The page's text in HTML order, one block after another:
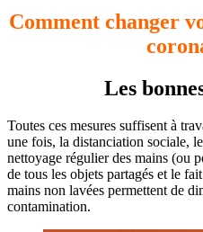
Comment changer
Les
Toutes ces mesures suffisent à
une fois, la distanciation sociale,
nettoyage régulier des mains (ou
de tous les objets partagés et le
mains non lavées permettent de
contamination.